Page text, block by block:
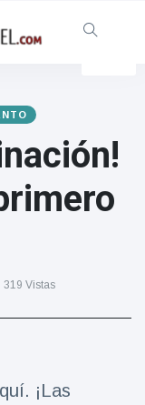
319 Vistas
¡Las